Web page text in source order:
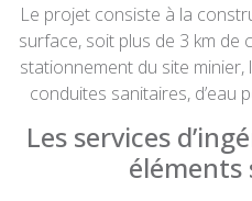
Le projet consiste à la
surface, soit plus de 3 km de
stationnement du site minier,
conduites sanitaires, d’eau
Les services
éléments